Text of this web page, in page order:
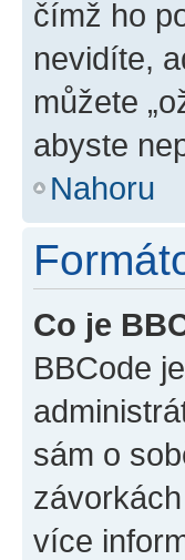
čímž ho
nevidíte,
můžete
abyste
Nahoru
Co je
BBCode
sám o
více